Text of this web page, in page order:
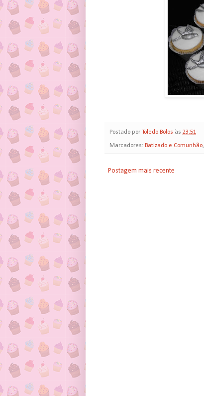
Postado por Toledo Bolos às 23:51
Marcadores: Batizado e Comunhão,
Postagem mais recente